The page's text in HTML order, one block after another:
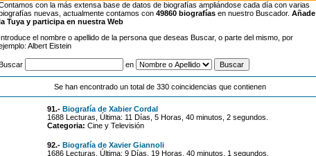
con la más extensa base de datos de biografías ampliándose cada día con varias
nuevas, actualmente contamos con 49860 biografías en nuestro Buscador. Añade
Tuya y participa en nuestra Web
Introduce el nombre o apellido de la persona que deseas Buscar, o parte del mismo, por
Albert Eistein
en
Se han encontrado un total de 330 coincidencias que contienen
91.- Biografía de Xabier Cordal
1688 Lecturas, Última: 11 Días, 5 Horas, 40 minutos, 2 segundos.
Categoria: Cine y Televisión
92.- Biografía de Xavier Giannoli
1686 Lecturas, Última: 9 Días, 19 Horas, 40 minutos, 1 segundos.